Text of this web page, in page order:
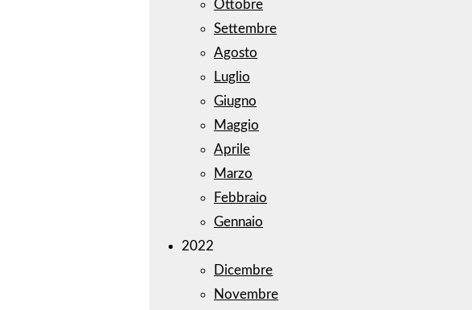
Ottobre
Settembre
Agosto
Luglio
Giugno
Maggio
Aprile
Marzo
Febbraio
Gennaio
2022
Dicembre
Novembre